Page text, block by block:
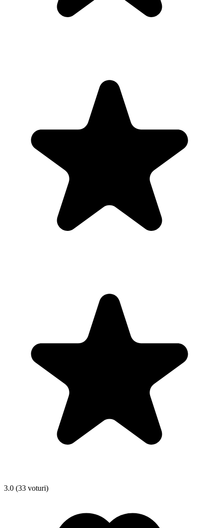
3.0 (33 voturi)